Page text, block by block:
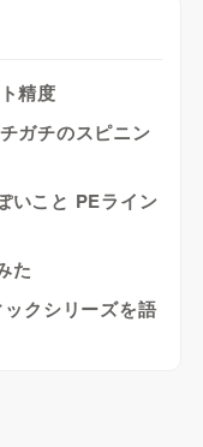
精度
ガチのスピニン
いこと PEライン
た
クシリーズを語